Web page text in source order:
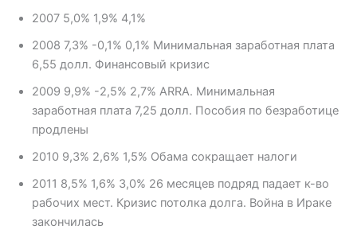
2007 5,0% 1,9% 4,1%
2008 7,3% -0,1% 0,1% Минимальная заработная плата
6,55 долл. Финансовый кризис
2009 9,9% -2,5% 2,7% ARRA. Минимальная
заработная плата 7,25 долл. Пособия по безработице
продлены
2010 9,3% 2,6% 1,5% Обама сокращает налоги
2011 8,5% 1,6% 3,0% 26 месяцев подряд падает к-во
рабочих мест. Кризис потолка долга. Война в Ираке
закончилась